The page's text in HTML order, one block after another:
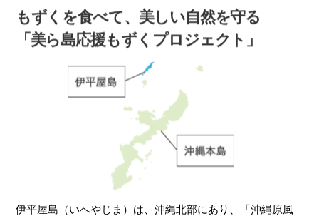
もずくを食べて、美しい自然を守る
「美ら島応援もずくプロジェクト」
伊平屋島（いへやじま）は、沖縄北部にあり、「沖縄原風